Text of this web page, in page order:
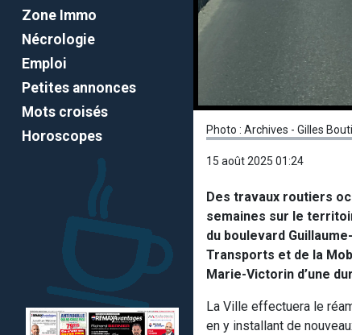
Zone Immo
Nécrologie
Emploi
Petites annonces
Mots croisés
Horoscopes
Photo : Archives - Gilles
15 août 2025 01:24
Des travaux routiers
semaines sur le
du boulevard
Transports et de la
Marie-Victorin d’une
La Ville effectuera le
en y installant de